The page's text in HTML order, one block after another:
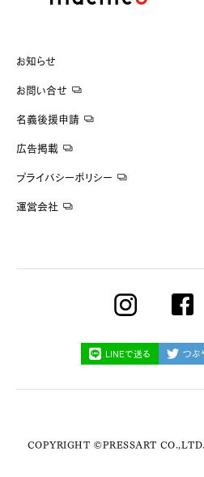
お知らせ
お問い合せ
名義後援申請
広告掲載
プライバシーポリシー
運営会社
LINEで送る つぶ
COPYRIGHT ©PRESSART